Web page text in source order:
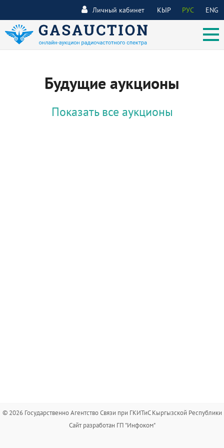
КЫР РУС ENG
Личный кабинет
Будущие аукционы
Показать все аукционы
© 2026 Государственно Агентство Связи при ГКИТиС Кыргызской Республики
Сайт разработан ГП "Инфоком"